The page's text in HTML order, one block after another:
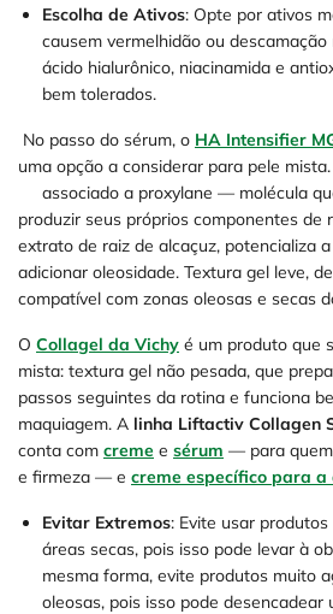
Escolha de Ativos: Opte por ativos
causem vermelhidão ou
ácido hialurônico, niacinamida e
bem tolerados.
No passo do sérum, o HA Intensifier
uma opção a considerar para pele
associado a proxylane — molécula
produzir seus próprios componentes
extrato de raiz de alcaçuz, potencializa
adicionar oleosidade. Textura gel leve,
compatível com zonas oleosas e secas
O Collagel da Vichy é um produto que
mista: textura gel não pesada, que
passos seguintes da rotina e funciona
maquiagem. A linha Liftactiv Collagen
conta com creme e sérum — para
e firmeza — e creme específico para a
Evitar Extremos: Evite usar
áreas secas, pois isso pode levar à
mesma forma, evite produtos muito
oleosas, pois isso pode desencadear